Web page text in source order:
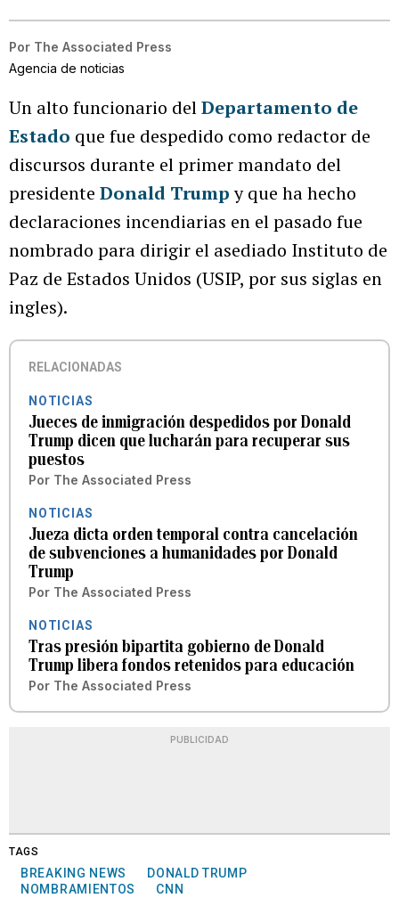
Por The Associated Press
Agencia de noticias
Un alto funcionario delDepartamento de
Estado que fue despedido como redactor de
discursos durante el primer mandato del
presidente Donald Trumpy que ha hecho
declaraciones incendiarias en el pasado fue
nombrado para dirigir el asediado Instituto de
Paz de Estados Unidos (USIP, por sus siglas en
ingles).
RELACIONADAS
NOTICIAS
Jueces de inmigración despedidos por Donald
Trump dicen que lucharán para recuperar sus
puestos
Por The Associated Press
NOTICIAS
Jueza dicta orden temporal contra cancelación
de subvenciones a humanidades por Donald
Trump
Por The Associated Press
NOTICIAS
Tras presión bipartita gobierno de Donald
Trump libera fondos retenidos para educación
Por The Associated Press
PUBLICIDAD
TAGS
BREAKING NEWS
DONALD TRUMP
NOMBRAMIENTOS
CNN